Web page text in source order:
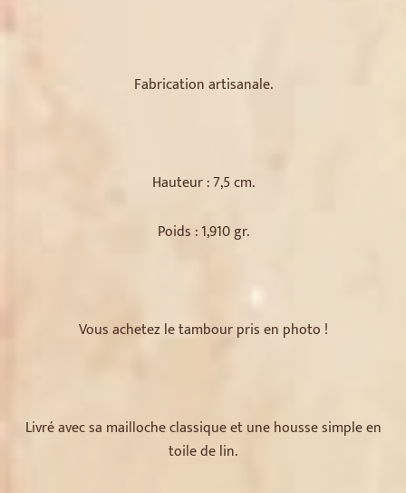
Fabrication artisanale.
Hauteur : 7,5 cm.
Poids : 1,910 gr.
Vous achetez le tambour pris en photo !
Livré avec sa mailloche classique et une housse simple en
toile de lin.